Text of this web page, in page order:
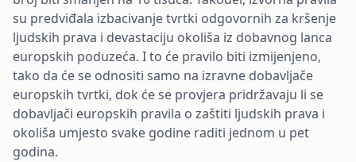
su predviđala izbacivanje tvrtki odgovornih za kršenje
ljudskih prava i devastaciju okoliša iz dobavnog lanca
europskih poduzeća. I to će pravilo biti izmijenjeno,
tako da će se odnositi samo na izravne dobavljače
europskih tvrtki, dok će se provjera pridržavaju li se
dobavljači europskih pravila o zaštiti ljudskih prava i
okoliša umjesto svake godine raditi jednom u pet
godina.